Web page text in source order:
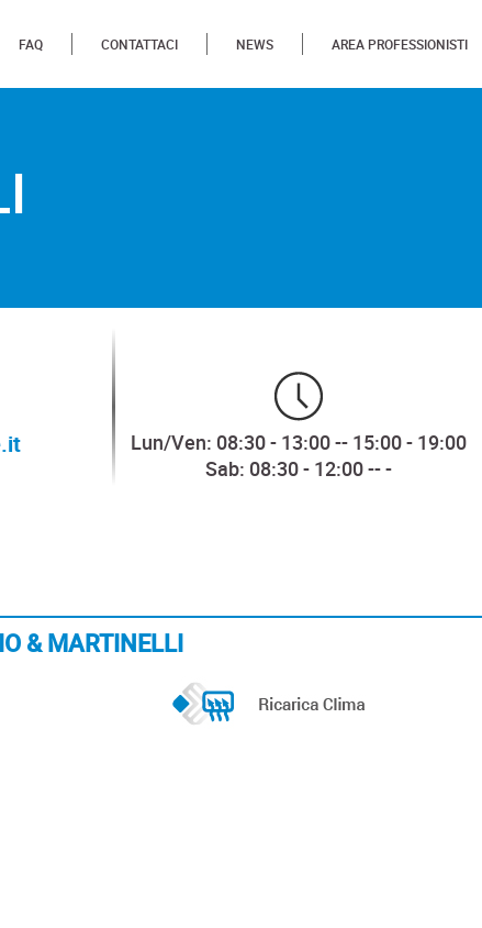
FAQ CONTATTACI NEWS AREA PROFESSIONISTI
Lun/Ven: 08:30 - 13:00 -- 15:00 - 19:00
Sab: 08:30 - 12:00 -- -
& MARTINELLI